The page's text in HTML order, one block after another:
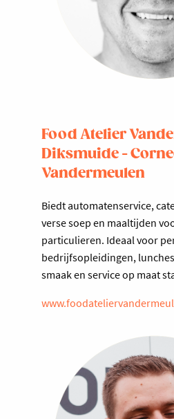
Food Atelier
Diksmuide -
Vandermeulen
Biedt automatenservice,
verse soep en maaltijden
particulieren. Ideaal voor
bedrijfsopleidingen,
smaak en service op maat